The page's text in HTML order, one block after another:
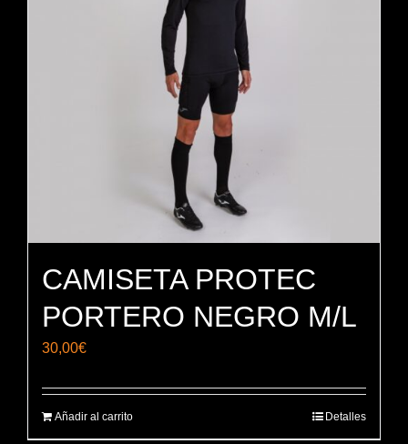
CAMISETA PROTEC
PORTERO NEGRO M/L
30,00€
Añadir al carrito Detalles